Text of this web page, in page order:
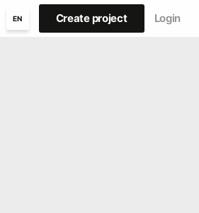
EN Create project Login